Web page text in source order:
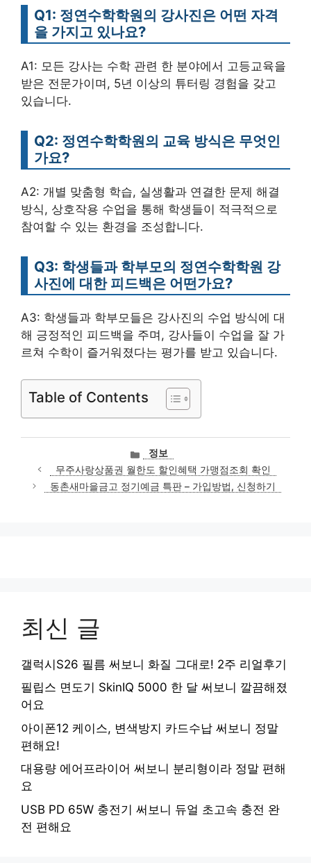
Q1: 정연수학학원의 강사진은 어떤 자격
을 가지고 있나요?
A1: 모든 강사는 수학 관련 한 분야에서 고등교육을
받은 전문가이며, 5년 이상의 튜터링 경험을 갖고
있습니다.
Q2: 정연수학학원의 교육 방식은 무엇인
가요?
A2: 개별 맞춤형 학습, 실생활과 연결한 문제 해결
방식, 상호작용 수업을 통해 학생들이 적극적으로
참여할 수 있는 환경을 조성합니다.
Q3: 학생들과 학부모의 정연수학학원 강
사진에 대한 피드백은 어떤가요?
A3: 학생들과 학부모들은 강사진의 수업 방식에 대
해 긍정적인 피드백을 주며, 강사들이 수업을 잘 가
르쳐 수학이 즐거워졌다는 평가를 받고 있습니다.
Table of Contents
카
테
고
리
정보
무주사랑상품권 월한도 할인혜택 가맹점조회 확인
동촌새마을금고 정기예금 특판 – 가입방법, 신청하기
최신 글
갤럭시S26 필름 써보니 화질 그대로! 2주 리얼후기
필립스 면도기 SkinIQ 5000 한 달 써보니 깔끔해졌
어요
아이폰12 케이스, 변색방지 카드수납 써보니 정말
편해요!
대용량 에어프라이어 써보니 분리형이라 정말 편해
요
USB PD 65W 충전기 써보니 듀얼 초고속 충전 완
전 편해요